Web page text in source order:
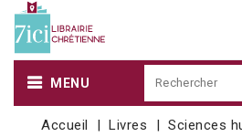
MENU
Accueil Livres Sciences